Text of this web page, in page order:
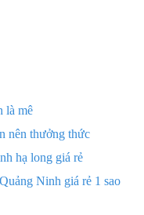
là mê
nên thưởng thức
hạ long giá rẻ
Ninh giá rẻ 1 sao